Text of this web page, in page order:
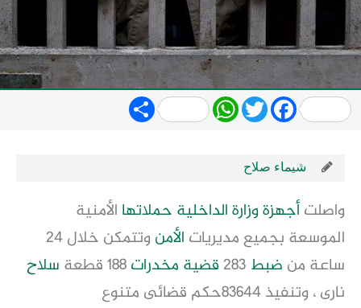
Share WhatsApp
TwitterFacebook
شيماء صلاح
واصلتأجهزةوزارةالداخلية حملاتها الأمنية
الموسعة بجميع مديريات الأمن
وتتمكن خلال 24
ساعة من ضبط قضية مخدرات
سلاح
نارى ، وتنفيذ 83644حكم قضائى متنوع